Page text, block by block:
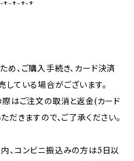
+-+-+-+
、ご購入手続き、カード決済
ている場合がございます。
際はご注文の取消と返金(カード
きますので、ご了承ください。
コンビニ振込みの方は5日以